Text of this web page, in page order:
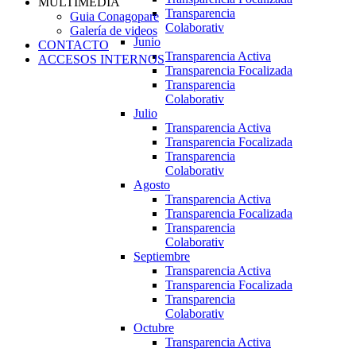
Transparencia
Colaborativ
Junio
Transparencia Activa
Transparencia Focalizada
Transparencia
Colaborativ
Julio
Transparencia Activa
Transparencia Focalizada
Transparencia
Colaborativ
Agosto
Transparencia Activa
Transparencia Focalizada
Transparencia
Colaborativ
Septiembre
Transparencia Activa
Transparencia Focalizada
Transparencia
Colaborativ
Octubre
Transparencia Activa
Guia Conagopare
Galería de videos
CONTACTO
ACCESOS INTERNOS